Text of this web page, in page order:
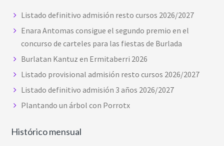
Listado definitivo admisión resto cursos 2026/2027
Enara Antomas consigue el segundo premio en el
concurso de carteles para las fiestas de Burlada
Burlatan Kantuz en Ermitaberri 2026
Listado provisional admisión resto cursos 2026/2027
Listado definitivo admisión 3 años 2026/2027
Plantando un árbol con Porrotx
Histórico mensual